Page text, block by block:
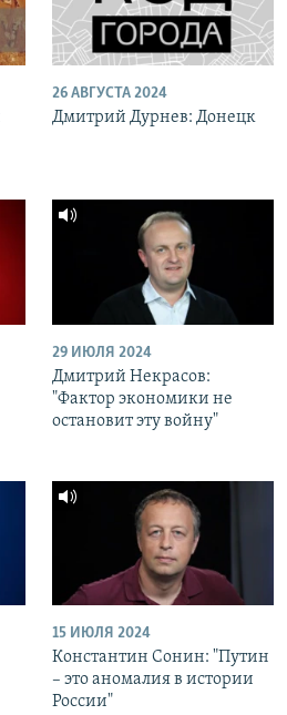
26 АВГУСТА 2024
Дмитрий Дурнев: Донецк
29 ИЮЛЯ 2024
Дмитрий Некрасов:
"Фактор экономики не
остановит эту войну"
15 ИЮЛЯ 2024
Константин Сонин: "Путин
– это аномалия в истории
России"